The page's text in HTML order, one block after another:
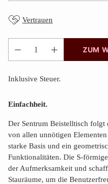
Vertrauen
Anzahl
ZUM
Inklusive Steuer.
Einfachheit.
Der Sentrum Beistelltisch
von allen unnötigen
starke Basis und ein
Funktionalitäten. Die S-
der Aufmerksamkeit und
Stauräume, um die